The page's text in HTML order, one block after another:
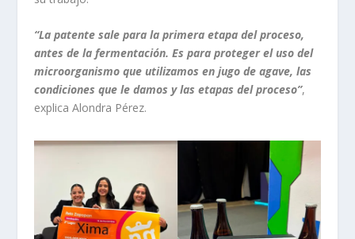
“La patente sale para la primera etapa del proceso,
antes de la fermentación. Es para proteger el uso del
microorganismo que utilizamos en jugo de agave, las
condiciones que le damos y las etapas del proceso”,
explica Alondra Pérez.